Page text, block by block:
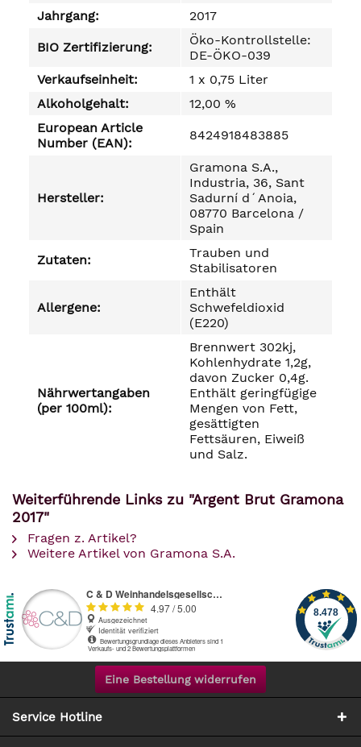
Jahrgang:
2017
BIO Zertifizierung:
Öko-Kontrollstelle:
DE-ÖKO-039
Verkaufseinheit:
1 x 0,75 Liter
Alkoholgehalt:
12,00 %
European Article
Number (EAN):
8424918483885
Hersteller:
Gramona S.A.,
Industria, 36, Sant
Sadurní d´Anoia,
08770 Barcelona /
Spain
Zutaten:
Trauben und
Stabilisatoren
Allergene:
Enthält
Schwefeldioxid
(E220)
Nährwertangaben
(per 100ml):
Brennwert 302kj,
Kohlenhydrate 1,2g,
davon Zucker 0,4g.
Enthält geringfügige
Mengen von Fett,
gesättigten
Fettsäuren, Eiweiß
und Salz.
Weiterführende Links zu "Argent Brut Gramona
2017"
Fragen z. Artikel?
Weitere Artikel von Gramona S.A.
Eine Bestellung widerrufen
Service Hotline